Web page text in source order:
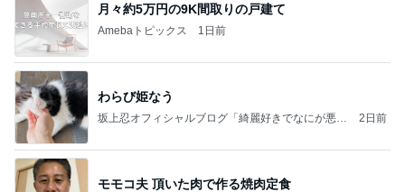
月々約5万円の9K間取りの戸建て
Amebaトピックス 1日前
わらび姫なう
坂上忍オフィシャルブログ「綺麗好きでなにが悪
2日前
モモコ夫 頂いた肉で作る焼肉定食